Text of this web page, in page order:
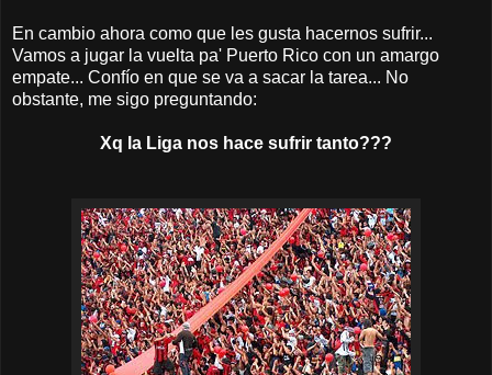
En cambio ahora como que les gusta hacernos sufrir...
Vamos a jugar la vuelta pa' Puerto Rico con un amargo
empate... Confío en que se va a sacar la tarea... No
obstante, me sigo preguntando:
Xq la Liga nos hace sufrir tanto???